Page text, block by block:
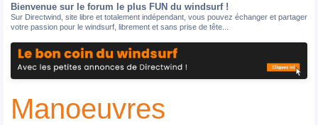
Bienvenue sur le forum le plus FUN du windsurf !
Sur Directwind, site libre et totalement indépendant, vous pouvez échanger et partager
votre passion pour le windsurf, librement et sans prise de tête...
Manoeuvres